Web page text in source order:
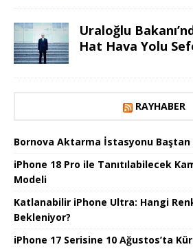
Uraloğlu
Hat Hava Yolu
RAYHABER
Bornova Aktarma İstasyonu Baştan
iPhone 18 Pro ile Tanıtılabilecek
Modeli
Katlanabilir iPhone Ultra: Hangi
Bekleniyor?
iPhone 17 Serisine 10 Ağustos’ta